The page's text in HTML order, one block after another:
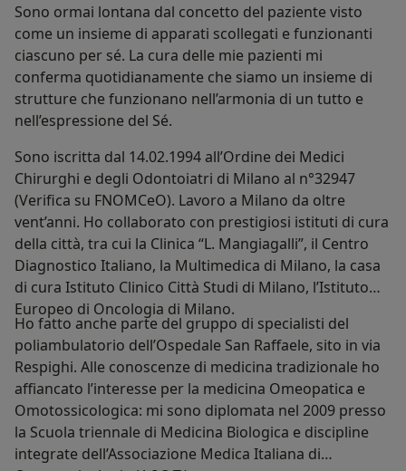
Sono ormai lontana dal concetto del paziente visto
come un insieme di apparati scollegati e funzionanti
ciascuno per sé. La cura delle mie pazienti mi
conferma quotidianamente che siamo un insieme di
strutture che funzionano nell’armonia di un tutto e
nell’espressione del Sé.
Sono iscritta dal 14.02.1994 all’Ordine dei Medici
Chirurghi e degli Odontoiatri di Milano al n°32947
(Verifica su FNOMCeO). Lavoro a Milano da oltre
vent’anni. Ho collaborato con prestigiosi istituti di cura
della città, tra cui la Clinica “L. Mangiagalli”, il Centro
Diagnostico Italiano, la Multimedica di Milano, la casa
di cura Istituto Clinico Città Studi di Milano, l’Istituto
Europeo di Oncologia di Milano.
Ho fatto anche parte del gruppo di specialisti del
poliambulatorio dell’Ospedale San Raffaele, sito in via
Respighi. Alle conoscenze di medicina tradizionale ho
affiancato l’interesse per la medicina Omeopatica e
Omotossicologica: mi sono diplomata nel 2009 presso
la Scuola triennale di Medicina Biologica e discipline
integrate dell’Associazione Medica Italiana di